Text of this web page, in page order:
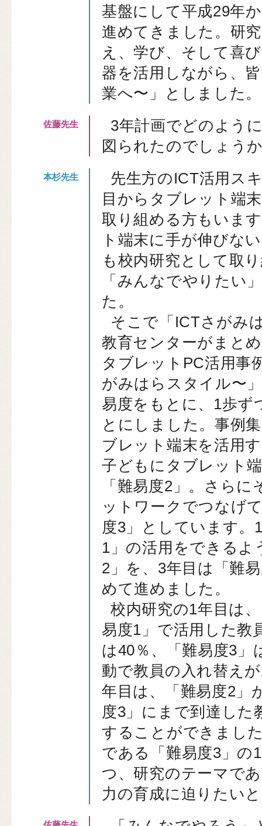
基盤にして平成29年
進めてきました。研
え、学び、そして喜
器を活用しながら、
業へ〜」としました。
3年計画でどのよう
図られたのでしょう
先生方のICT活用ス
目からタブレット端
取り組める方もいま
ト端末に手が伸びな
も校内研究として取
「みんなでやりたい
た。
そこで「ICTさがみ
教育センターがまと
タブレットPC活用事
がみはらスタイル〜
易度をもとに、1歩ず
とにしました。事例
ブレット端末を活用
子どもにタブレット
「難易度2」。さら
ットワークでつなげ
度3」としています。
1」の活用をできるよ
2」を、3年目は「難
めて進めました。
校内研究の1年目は
易度1」で活用した教
は40％、「難易度3」
動で教員の入れ替え
年目は、「難易度2」
度3」にまで到達した
することができまし
である「難易度3」の
つ、研究のテーマで
力の育成に迫りたい